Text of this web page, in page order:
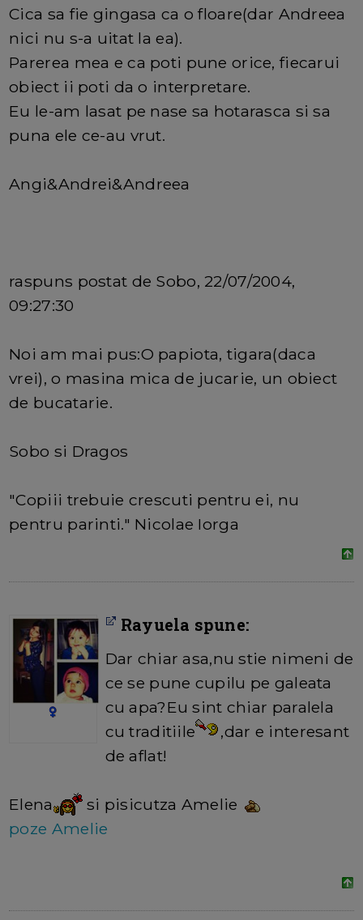
Cica sa fie gingasa ca o floare(dar Andreea
nici nu s-a uitat la ea).
Parerea mea e ca poti pune orice, fiecarui
obiect ii poti da o interpretare.
Eu le-am lasat pe nase sa hotarasca si sa
puna ele ce-au vrut.
Angi&Andrei&Andreea
raspuns postat de Sobo, 22/07/2004,
09:27:30
Noi am mai pus:O papiota, tigara(daca
vrei), o masina mica de jucarie, un obiect
de bucatarie.
Sobo si Dragos
"Copiii trebuie crescuti pentru ei, nu
pentru parinti." Nicolae Iorga
Rayuela spune:
Dar chiar asa,nu stie nimeni de
ce se pune cupilu pe galeata
cu apa?Eu sint chiar paralela
cu traditiile
,dar e interesant
de aflat!
Elena
si pisicutza Amelie
poze Amelie